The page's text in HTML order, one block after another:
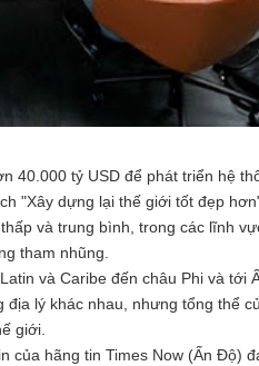
40.000 tỷ USD để phát triển hệ
"Xây dựng lại thế giới tốt đẹp
và trung bình, trong các lĩnh
tham nhũng.
và Caribe đến châu Phi và tới
lý khác nhau, nhưng tổng thể
giới.
của hãng tin Times Now (Ấn Độ)